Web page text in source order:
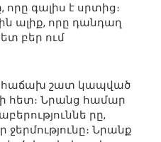
որը գալիս է սրտից։
ալիք, որը դանդաղ
բեր ում
հաճախ շատ կապված
հետ։ Նրանց համար
րը,
Նրանք